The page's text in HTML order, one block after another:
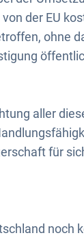
der EU
ohne
aller
für
noch